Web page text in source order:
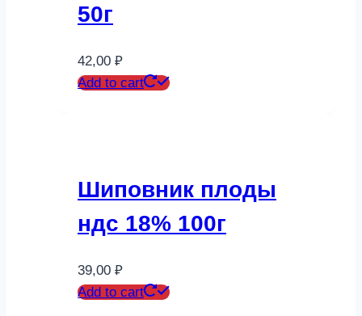
50г
42,00 ₽
Add to cart
Шиповник плоды
ндс 18% 100г
39,00 ₽
Add to cart